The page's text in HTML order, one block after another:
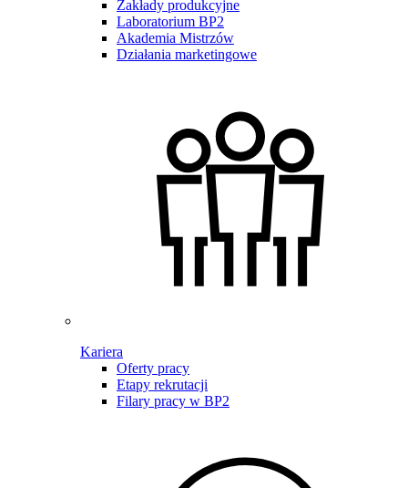
Zakłady produkcyjne
Laboratorium BP2
Akademia Mistrzów
Działania marketingowe
Kariera
Oferty pracy
Etapy rekrutacji
Filary pracy w BP2